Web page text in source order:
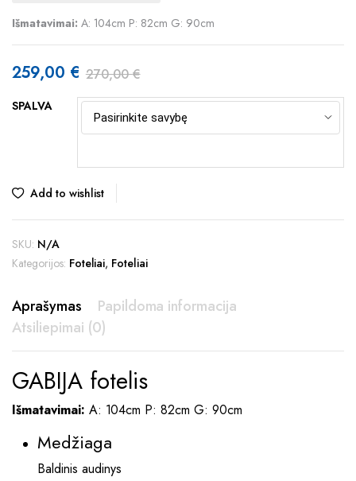
Išmatavimai: A: 104cm P: 82cm G: 90cm
270,00€
Original
270,00 €.
259,00 €
Current
259,00 €.
SPALVA
Add to wishlist
SKU: N/A
Kategorijos: Foteliai, Foteliai
Aprašymas
Papildoma informacija
Atsiliepimai (0)
GABIJA fotelis
Išmatavimai: A: 104cm P: 82cm G: 90cm
Medžiaga
Baldinis audinys